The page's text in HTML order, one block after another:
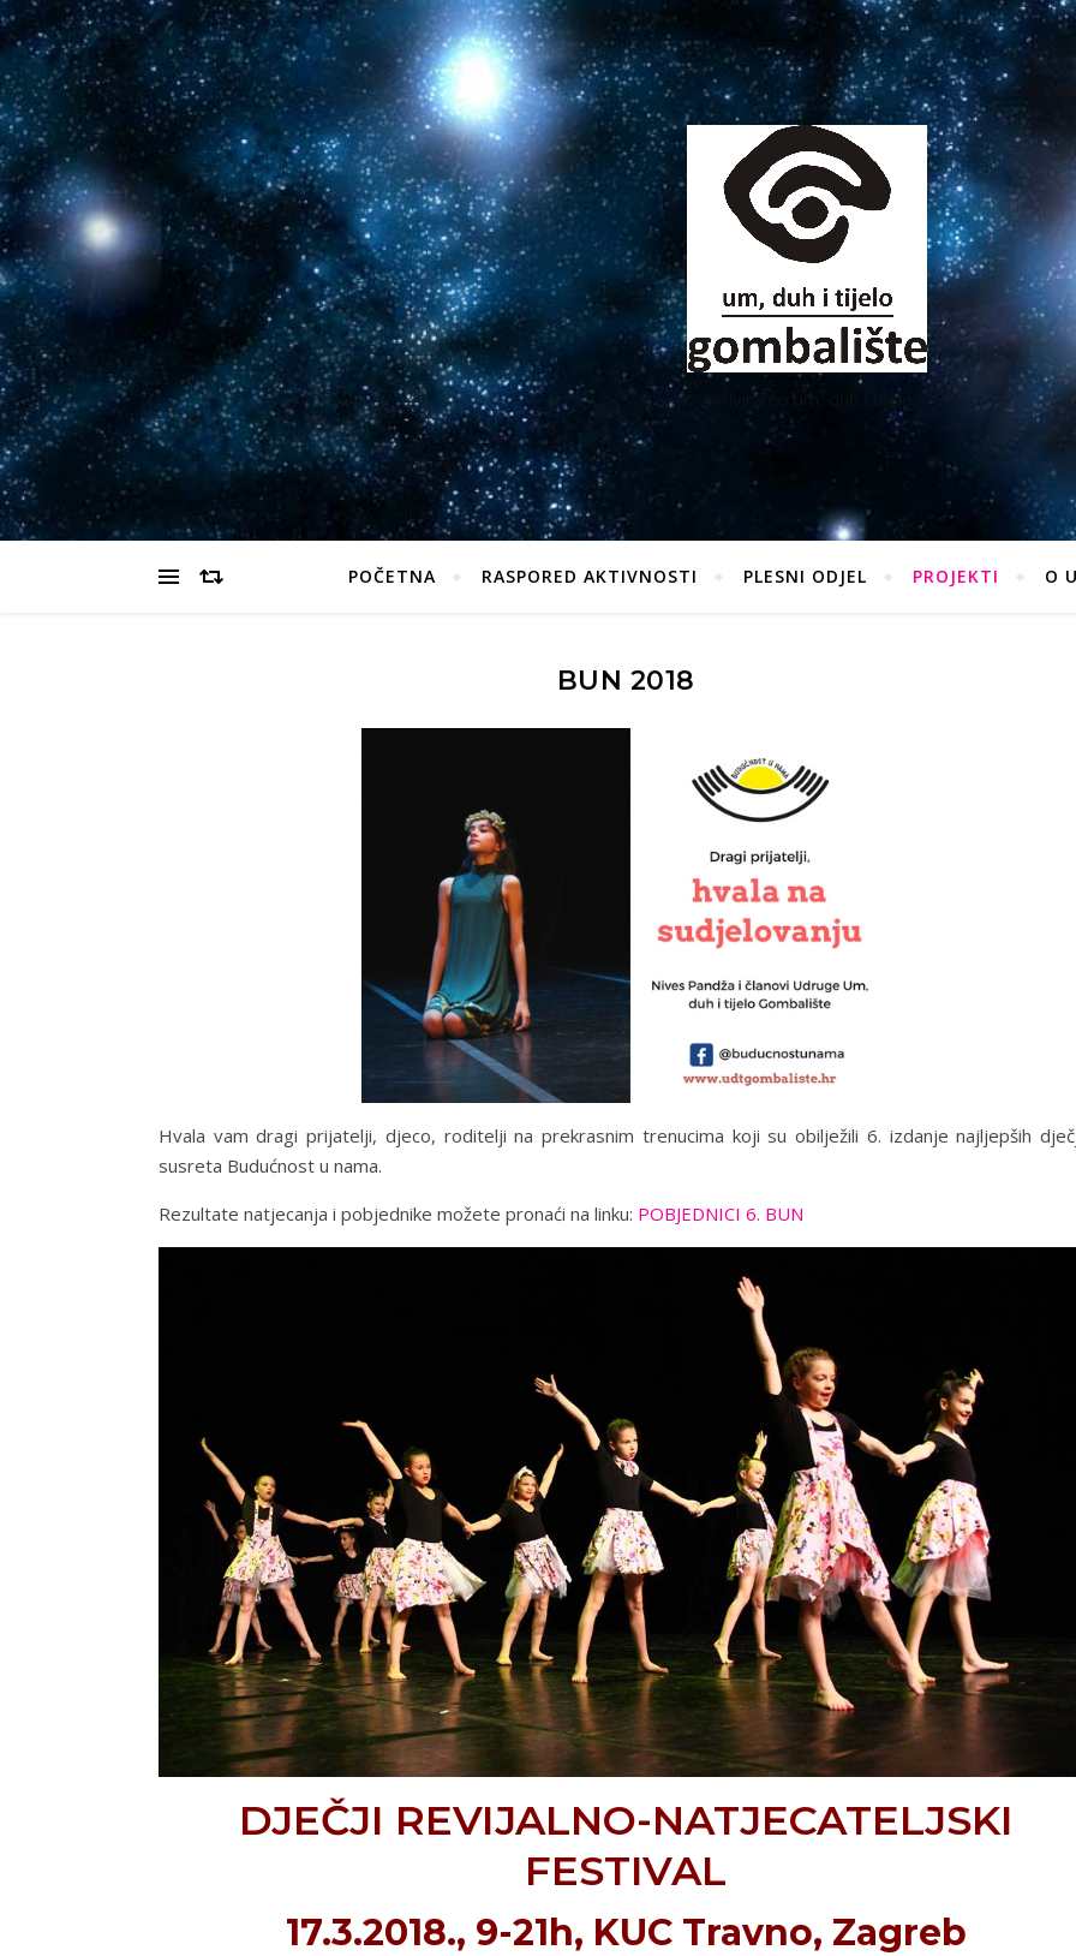
Aktiviramo um, duh i tijelo
POČETNA RASPORED AKTIVNOSTI PLESNI ODJEL PROJEKTI O
BUN 2018
Hvala vam dragi prijatelji, djeco, roditelji na prekrasnim trenucima koji su obilježili 6. izdanje najljepših
susreta Budućnost u nama.
Rezultate natjecanja i pobjednike možete pronaći na linku: POBJEDNICI 6. BUN
DJEČJI REVIJALNO-NATJECATELJSKI
FESTIVAL
17.3.2018., 9-21h, KUC Travno, Zagreb